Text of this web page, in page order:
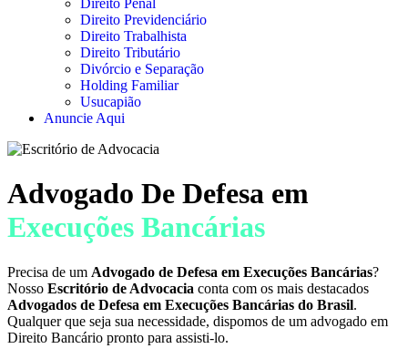
Direito Penal
Direito Previdenciário
Direito Trabalhista
Direito Tributário
Divórcio e Separação
Holding Familiar
Usucapião
Anuncie Aqui
Advogado De Defesa em
Execuções Bancárias
Precisa de um Advogado de Defesa em Execuções Bancárias?
Nosso Escritório de Advocacia conta com os mais destacados
Advogados de Defesa em Execuções Bancárias do Brasil.
Qualquer que seja sua necessidade, dispomos de um advogado em
Direito Bancário pronto para assisti-lo.